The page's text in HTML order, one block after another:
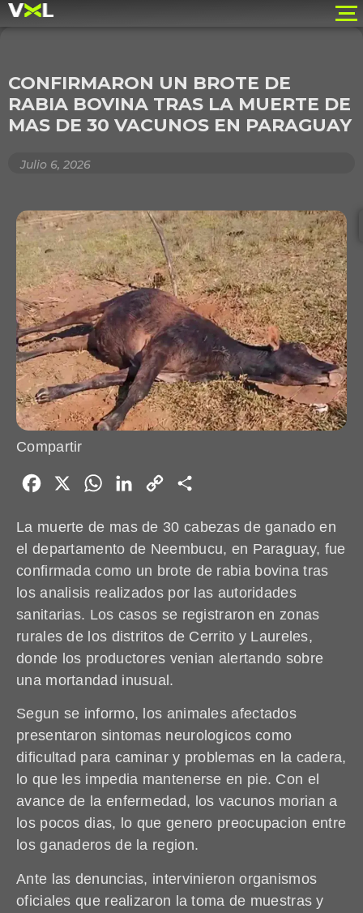
CONFIRMARON UN BROTE DE
RABIA BOVINA TRAS LA MUERTE DE
MAS DE 30 VACUNOS EN PARAGUAY
Julio 6, 2026
Compartir
Facebook WhatsAppLinkedIn
Copy
La muerte de mas de 30 cabezas de ganado en
el departamento de Neembucu, en Paraguay, fue
confirmada como un brote de rabia bovina tras
los analisis realizados por las autoridades
sanitarias. Los casos se registraron en zonas
rurales de los distritos de Cerrito y Laureles,
donde los productores venian alertando sobre
una mortandad inusual.
Segun se informo, los animales afectados
presentaron sintomas neurologicos como
dificultad para caminar y problemas en la cadera,
lo que les impedia mantenerse en pie. Con el
avance de la enfermedad, los vacunos morian a
los pocos dias, lo que genero preocupacion entre
los ganaderos de la region.
Ante las denuncias, intervinieron organismos
oficiales que realizaron la toma de muestras y